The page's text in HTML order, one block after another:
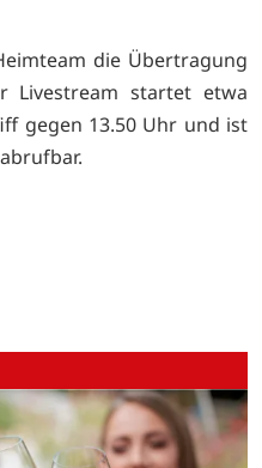
die Übertragung
Livestream startet etwa
gegen 13.50 Uhr und ist